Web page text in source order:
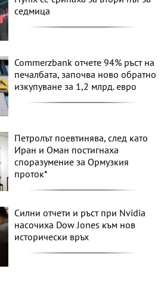
седмица
Commerzbank отчете 94% ръст на
печалбата, започва ново обратно
изкупуване за 1,2 млрд. евро
Петролът поевтинява, след като
Иран и Оман постигнаха
споразумение за Ормузкия
проток*
Силни отчети и ръст при Nvidia
насочиха Dow Jones към нов
исторически връх